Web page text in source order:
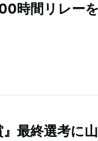
時間リレー
』最終選考に